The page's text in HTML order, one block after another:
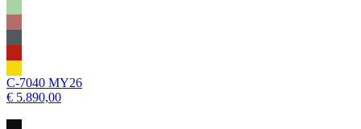
C-7040 MY26
€ 5.890,00